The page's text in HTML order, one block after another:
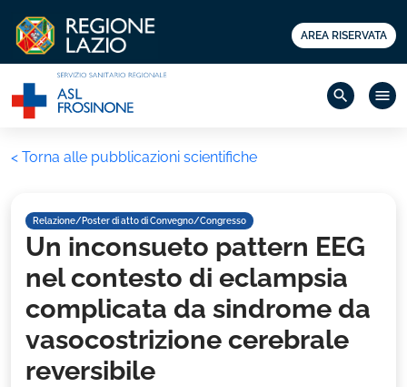
AREA RISERVATA
search menu
< Torna alle pubblicazioni scientifiche
Relazione/Poster di atto di Convegno/Congresso
Un inconsueto pattern EEG
nel contesto di eclampsia
complicata da sindrome da
vasocostrizione cerebrale
reversibile